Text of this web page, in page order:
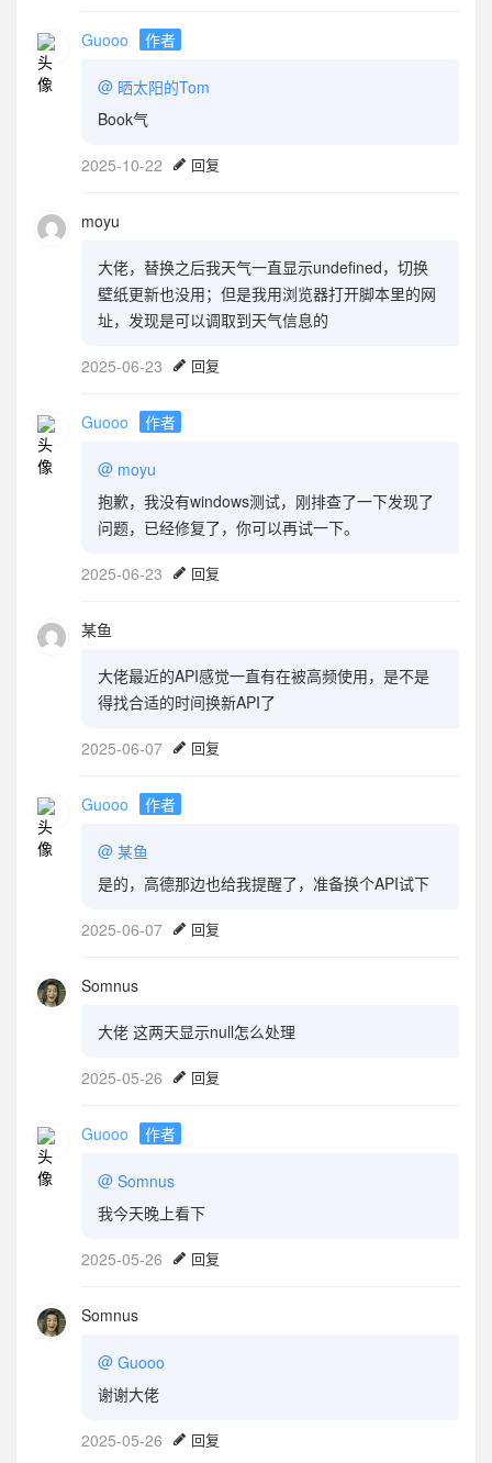
Guooo 作者
@ 晒太阳的Tom
Book气
2025-10-22 回复
moyu
大佬，替换之后我天气一直显示undefined，切换
壁纸更新也没用；但是我用浏览器打开脚本里的网
址，发现是可以调取到天气信息的
2025-06-23 回复
Guooo 作者
@ moyu
抱歉，我没有windows测试，刚排查了一下发现了
问题，已经修复了，你可以再试一下。
2025-06-23 回复
某鱼
大佬最近的API感觉一直有在被高频使用，是不是
得找合适的时间换新API了
2025-06-07 回复
Guooo 作者
@ 某鱼
是的，高德那边也给我提醒了，准备换个API试下
2025-06-07 回复
Somnus
大佬 这两天显示null怎么处理
2025-05-26 回复
Guooo 作者
@ Somnus
我今天晚上看下
2025-05-26 回复
Somnus
@ Guooo
谢谢大佬
2025-05-26 回复